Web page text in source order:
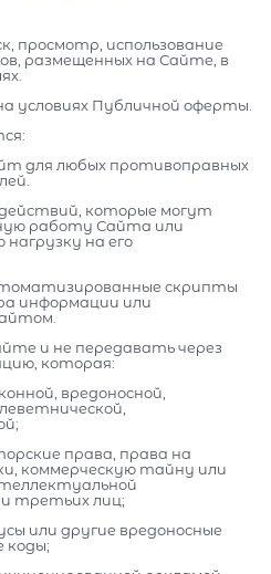
просмотр, использование
размещенных на Сайте, в
условиях Публичной оферты.
для любых противоправных
которые могут
работу Сайта или
на его
скрипты
информации или
и не передавать через
которая:
вредоносной,
права, права на
коммерческую тайну или
третьих лиц;
или другие вредоносные
коды;